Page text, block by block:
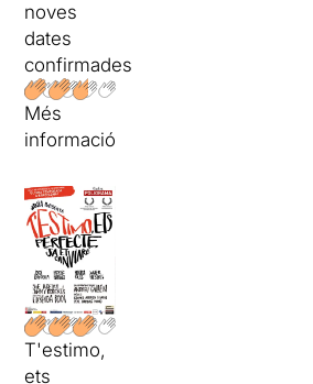
noves
dates
confirmades
Més
informació
T'estimo,
ets